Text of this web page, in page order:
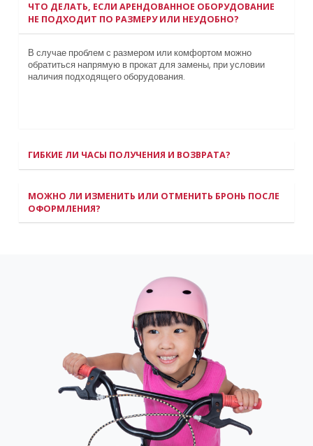
ЧТО ДЕЛАТЬ, ЕСЛИ АРЕНДОВАННОЕ ОБОРУДОВАНИЕ
НЕ ПОДХОДИТ ПО РАЗМЕРУ ИЛИ НЕУДОБНО?
В случае проблем с размером или комфортом можно
обратиться напрямую в прокат для замены, при условии
наличия подходящего оборудования.
ГИБКИЕ ЛИ ЧАСЫ ПОЛУЧЕНИЯ И ВОЗВРАТА?
МОЖНО ЛИ ИЗМЕНИТЬ ИЛИ ОТМЕНИТЬ БРОНЬ ПОСЛЕ
ОФОРМЛЕНИЯ?